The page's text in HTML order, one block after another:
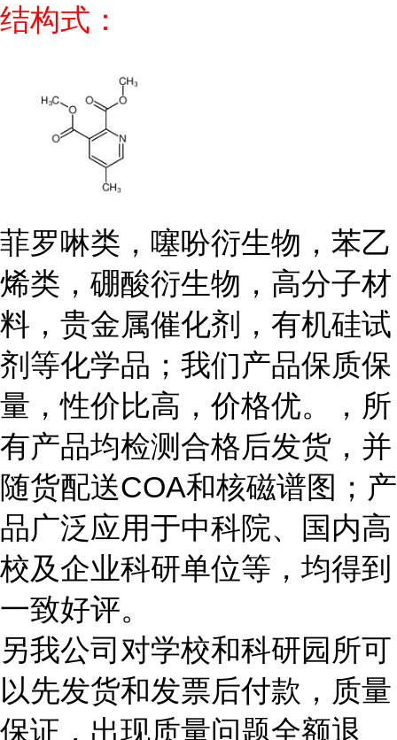
结构式：
菲罗啉类，噻吩衍生物，苯乙
烯类，硼酸衍生物，高分子材
料，贵金属催化剂，有机硅试
剂等化学品；我们产品保质保
量，性价比高，价格优。，所
有产品均检测合格后发货，并
随货配送COA和核磁谱图；产
品广泛应用于中科院、国内高
校及企业科研单位等，均得到
一致好评。
另我公司对学校和科研园所可
以先发货和发票后付款，质量
保证，出现质量问题全额退